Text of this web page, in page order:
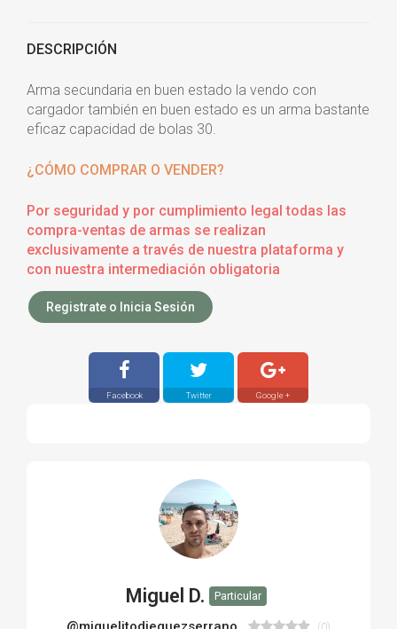
DESCRIPCIÓN
Arma secundaria en buen estado la vendo con
cargador también en buen estado es un arma bastante
eficaz capacidad de bolas 30.
¿CÓMO COMPRAR O VENDER?
Por seguridad y por cumplimiento legal todas las
compra-ventas de armas se realizan
exclusivamente a través de nuestra plataforma y
con nuestra intermediación obligatoria
Registrate o Inicia Sesión
Facebook Twitter Google +
Miguel D. Particular